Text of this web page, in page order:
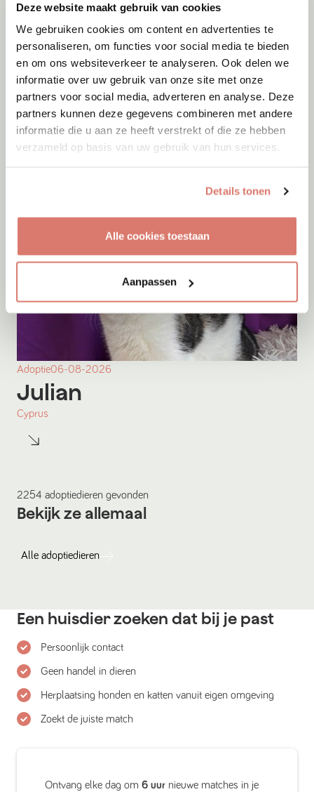
Deze website maakt gebruik van cookies
We gebruiken cookies om content en advertenties te
personaliseren, om functies voor social media te bieden
en om ons websiteverkeer te analyseren. Ook delen we
informatie over uw gebruik van onze site met onze
partners voor social media, adverteren en analyse. Deze
partners kunnen deze gegevens combineren met andere
informatie die u aan ze heeft verstrekt of die ze hebben
verzameld op basis van uw gebruik van hun services.
Details tonen
Alle cookies toestaan
Aanpassen
Adoptie 07-08-2026
Bulut
Amsterdam
Adoptie06-08-2026
Julian
Cyprus
2254 adoptiedieren gevonden
Bekijk ze allemaal
Alle adoptiedieren
Een huisdier zoeken dat bij je past
Persoonlijk contact
Geen handel in dieren
Herplaatsing honden en katten vanuit eigen omgeving
Zoekt de juiste match
Ontvang elke dag om 6 uur nieuwe matches in je